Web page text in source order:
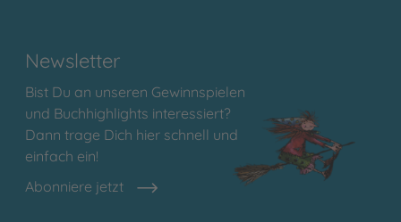
Newsletter
Bist Du an unseren Gewinnspielen
und Buchhighlights interessiert?
Dann trage Dich hier schnell und
einfach ein!
Abonniere jetzt